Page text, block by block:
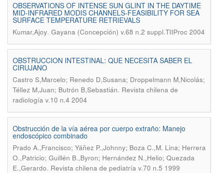
OBSERVATIONS OF INTENSE SUN GLINT IN THE DAYTIME
MID-INFRARED MODIS CHANNELS-FEASIBILITY FOR SEA
SURFACE TEMPERATURE RETRIEVALS
Kumar,Ajoy. Gayana (Concepción) v.68 n.2 suppl.TIIProc 2004
OBSTRUCCION INTESTINAL: QUE NECESITA SABER EL
CIRUJANO
Castro S,Marcelo; Renedo D,Susana; Droppelmann M,Nicolás;
Téllez M,Juan; Butrón B,Sebastián. Revista chilena de
radiología v.10 n.4 2004
Obstrucción de la vía aérea por cuerpo extraño: Manejo
endoscópico combinado
Prado A.,Francisco; Yáñez P.,Johnny; Boza C.,M. Lina; Herrera
O.,Patricio; Guillén B.,Byron; Hernández N.,Helio; Quezada
E.,Gerardo. Revista chilena de pediatría v.70 n.5 1999